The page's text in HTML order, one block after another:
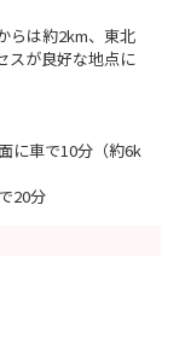
採用情報」2027
選考日の応募期間
ださい。
なります。
る【マイナビ看
す。
看護学生】へ
きませんので、
記事項』をよく
してアップロー
らは約2km、東北
スが良好な地点に
車で10分（約6k
20分